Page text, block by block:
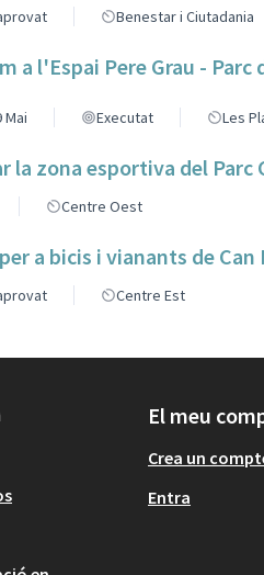
Benestar i Ciutadania
a l'Espai Pere Grau -
Mai Executat Les
la zona esportiva del Parc
Centre Oest
a bicis i vianants de Can
Centre Est
El meu
Crea un
Entra